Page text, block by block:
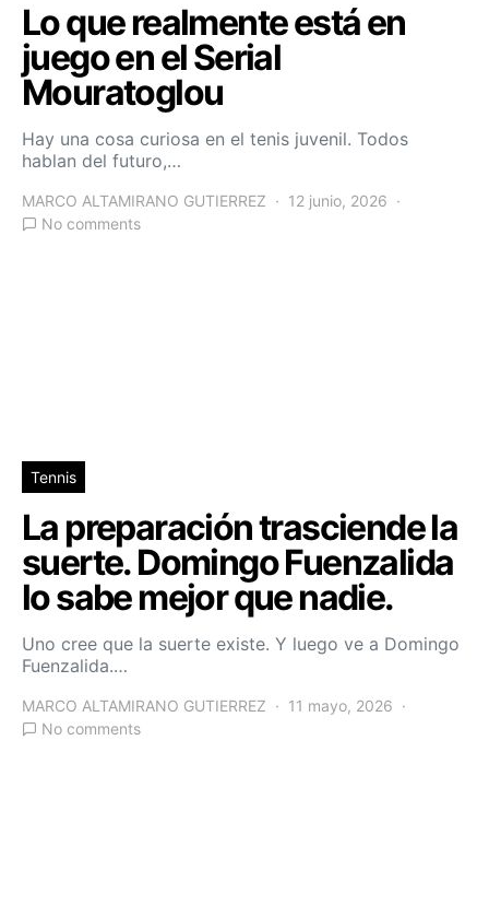
Lo que realmente está en
juego en el Serial
Mouratoglou
Hay una cosa curiosa en el tenis juvenil. Todos
hablan del futuro,…
MARCO ALTAMIRANO GUTIERREZ
12 junio, 2026
No comments
Tennis
La preparación trasciende la
suerte. Domingo Fuenzalida
lo sabe mejor que nadie.
Uno cree que la suerte existe. Y luego ve a Domingo
Fuenzalida.…
MARCO ALTAMIRANO GUTIERREZ
11 mayo, 2026
No comments